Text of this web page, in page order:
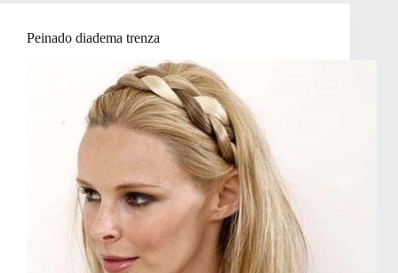
Peinado diadema trenza